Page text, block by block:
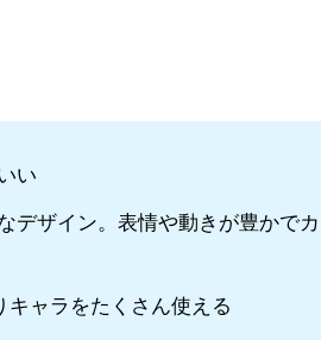
い
デザイン。表情や動きが豊かで
ャラをたくさん使える